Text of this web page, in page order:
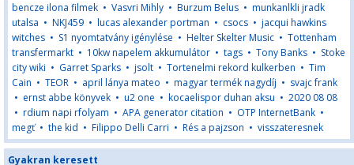
bencze ilona filmek • Vasvri Mihly • Burzum Belus • munkanlkli jradk
utalsa • NKJ459 • lucas alexander portman • csocs • jacqui hawkins
witches • S1 nyomtatvány igénylése • Helter Skelter Music • Tottenham
transfermarkt • 10kw napelem akkumulátor • tags • Tony Banks • Stoke
city wiki • Garret Sparks • jsolt • Tortenelmi rekord kulkerben • Tim
Cain • TEOR • april lánya mateo • magyar termék nagydíj • svajc frank
• ernst abbe könyvek • u2 one • kocaelispor duhan aksu • 2020 08 08
• rdium napi rfolyam • APA generator citation • OTP InternetBank •
megť • the kid • Filippo Delli Carri • Rés a pajzson • visszateresnek
Gyakran keresett